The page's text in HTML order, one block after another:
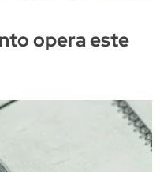
opera este